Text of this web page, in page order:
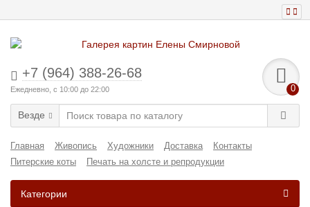
+7 (964) 388-26-68
Ежедневно, с 10:00 до 22:00 0
Везде
Главная Живопись Художники Доставка
Контакты
Питерские коты
Печать на холсте и репродукции
Категории